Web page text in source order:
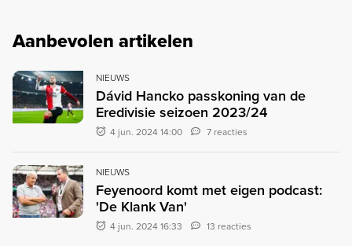
Aanbevolen artikelen
NIEUWS
Dávid Hancko passkoning van de
Eredivisie seizoen 2023/24
4 jun. 2024 14:00 7 reacties
NIEUWS
Feyenoord komt met eigen podcast:
'De Klank Van'
4 jun. 2024 16:33 13 reacties